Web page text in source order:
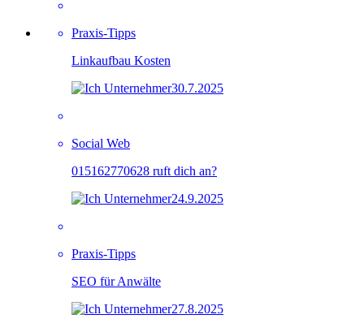
Praxis-Tipps
Linkaufbau Kosten
30.7.2025
Social Web
015162770628 ruft dich an?
24.9.2025
Praxis-Tipps
SEO für Anwälte
27.8.2025